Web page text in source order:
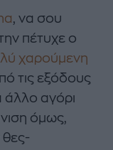
, να σου
πέτυχε ο
χαρούμενη
τις εξόδους
άλλο αγόρι
όμως,